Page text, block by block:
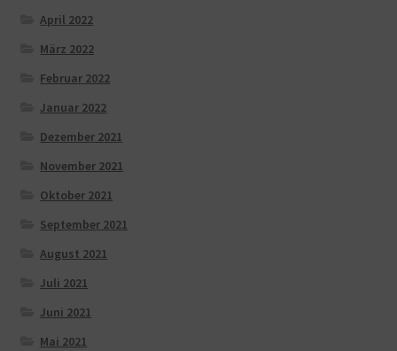
April 2022
März 2022
Februar 2022
Januar 2022
Dezember 2021
November 2021
Oktober 2021
September 2021
August 2021
Juli 2021
Juni 2021
Mai 2021